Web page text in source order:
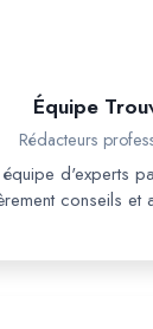
Équipe
Rédacteurs
d'experts
conseils et